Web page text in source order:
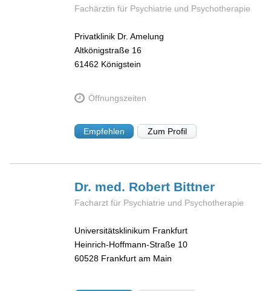
Fachärztin für Psychiatrie und Psychotherapie
Privatklinik Dr. Amelung
Altkönigstraße 16
61462 Königstein
Öffnungszeiten
Empfehlen Zum Profil
Dr. med. Robert Bittner
Facharzt für Psychiatrie und Psychotherapie
Universitätsklinikum Frankfurt
Heinrich-Hoffmann-Straße 10
60528 Frankfurt am Main